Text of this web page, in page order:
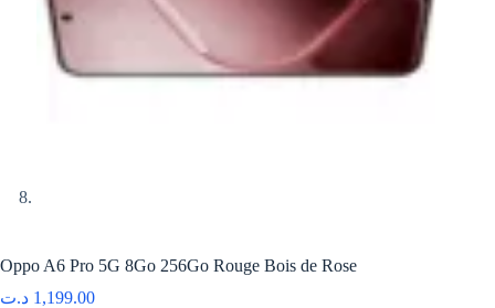
Oppo A6 Pro 5G 8Go 256Go Rouge Bois de Rose
1,199.00 د.ت